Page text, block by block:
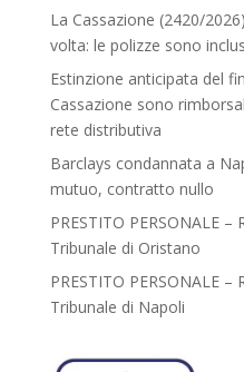
La Cassazione (2420/
volta: le polizze sono
Estinzione anticipata del
Cassazione sono
rete distributiva
Barclays condannata a
mutuo, contratto nullo
PRESTITO PERSONALE
Tribunale di Oristano
PRESTITO PERSONALE
Tribunale di Napoli